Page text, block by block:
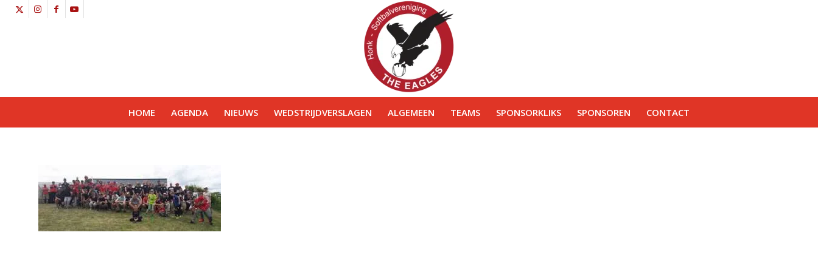
HOME AGENDA NIEUWS WEDSTRIJDVERSLAGEN ALGEMEEN TEAMS SPONSORKLIKS SPONSOREN CONTACT